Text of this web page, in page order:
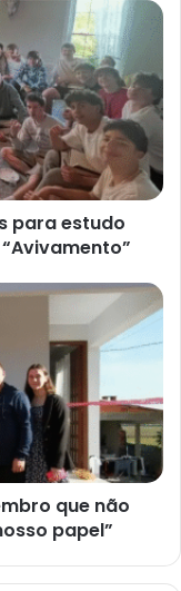
para estudo
que não
papel”